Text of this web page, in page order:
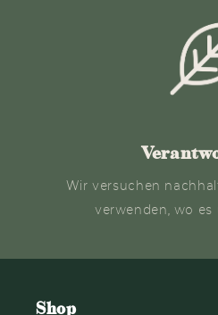
Wir versuchen
verwenden, wo
Shop